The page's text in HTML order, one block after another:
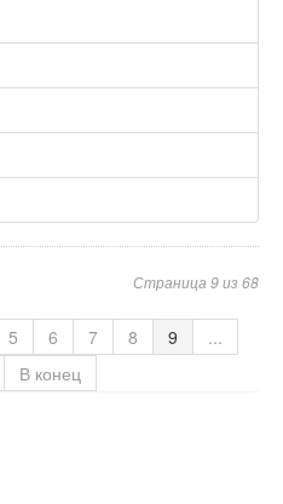
Страница 9 из 68
5 6 7 8 9
...
В конец